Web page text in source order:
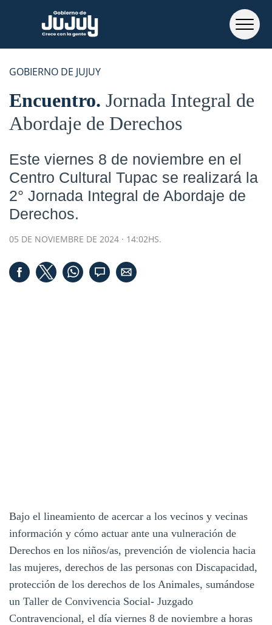
GOBIERNO DE JUJUY
Encuentro Jornada Integral de
Abordaje de Derechos
Este viernes 8 de noviembre en el
Centro Cultural Tupac se realizará la
2° Jornada Integral de Abordaje de
Derechos.
05 DE NOVIEMBRE DE 2024 · 14:02HS.
Bajo el lineamiento de acercar a los vecinos y vecinas
información y cómo actuar ante una vulneración de
Derechos en los niños/as, prevención de violencia hacia
las mujeres, derechos de las personas con Discapacidad,
protección de los derechos de los Animales, sumándose
un Taller de Convivencia Social- Juzgado
Contravencional, el día viernes 8 de noviembre a horas